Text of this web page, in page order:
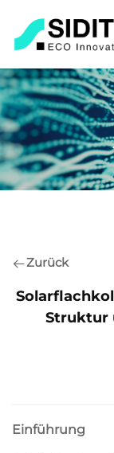
Zurück
Struktur
Einführung